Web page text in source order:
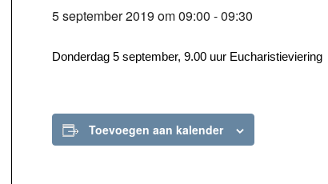
5 september 2019 om 09:00 -09:30
Donderdag 5 september, 9.00 uur Eucharistieviering
Toevoegen aan kalender